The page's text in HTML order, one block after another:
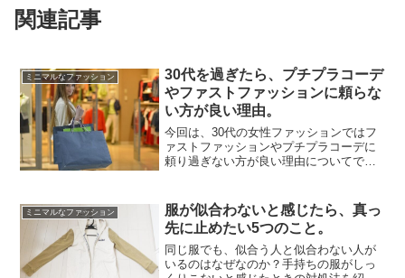
関連記事
ミニマルなファッション
30代を過ぎたら、プチプラコーデ
やファストファッションに頼らな
い方が良い理由。
今回は、30代の女性ファッションではフ
ァストファッションやプチプラコーデに
頼り過ぎない方が良い理由についてで
ッションは心強いと思います。が、30代
ともなれば、もっと...
ミニマルなファッション
服が似合わないと感じたら、真っ
先に止めたい5つのこと。
同じ服でも、似合う人と似合わない人が
いるのはなぜなのか？手持ちの服がしっ